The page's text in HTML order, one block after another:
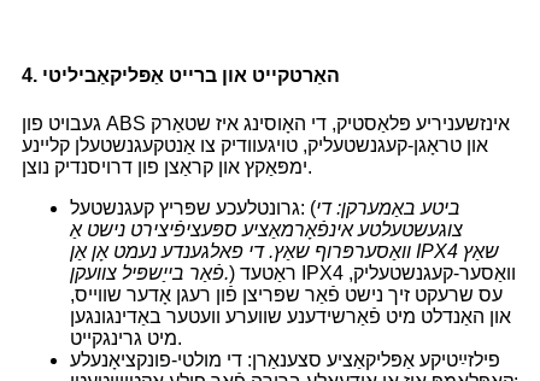
4. האַרטקייט און ברייט אַפּליקאַביליטי
געבויט פון ABS אינזשעניריע פּלאַסטיק, די האָוסינג איז שטאַרק
און טראָגן-קעגנשטעליק, טויגעוודיק צו אַנטקעגנשטעלן קליינע
ימפּאַקץ און קראַצן פון דרויסנדיק נוצן.
גרונטלעכע שפּריץ קעגנשטעל: (ביטע באַמערקן: די
צוגעשטעלטע אינפֿאָרמאַציע ספּעציפֿיצירט נישט אַ
וואַסערפּרוף שאַץ. די פאלגענדע נעמט אָן אַן IPX4 שאַץ
פֿאַר בייַשפּיל צוועקן.) ראַטעד IPX4 וואַסער-קעגנשטעליק,
עס שרעקט זיך נישט פֿאַר שפּריצן פֿון רעגן אָדער שווייס,
און האַנדלט מיט פֿאַרשידענע שווערע וועטער באַדינגונגען
מיט גרינגקייט.
פילזײַטיקע אַפּליקאַציע סצענאַרן: די מולטי-פונקציאָנעלע